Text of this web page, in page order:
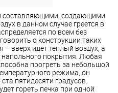
создающими
в данном случае греется в
по всем без
о конструкции таких
– вверх идет теплый воздух, а
покрытия. Любая
прогреть за небольшой
режима, он
пятидесяти градусов.
гореть печка при одной